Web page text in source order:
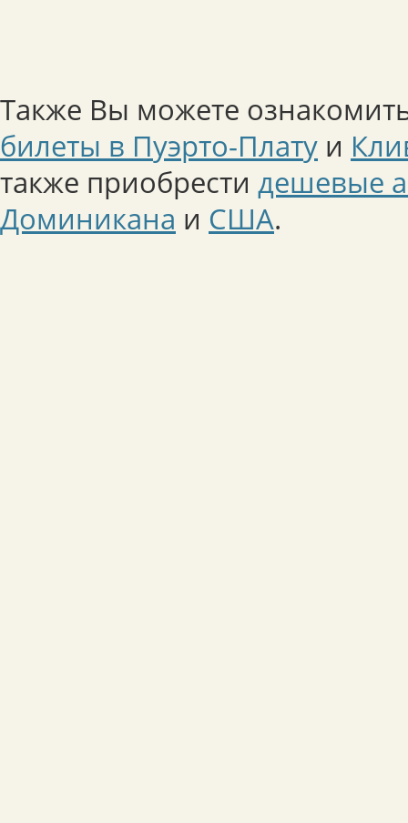
Также Вы можете
билеты в Пуэрто-Плату и
также приобрести дешевые
Доминикана и США.